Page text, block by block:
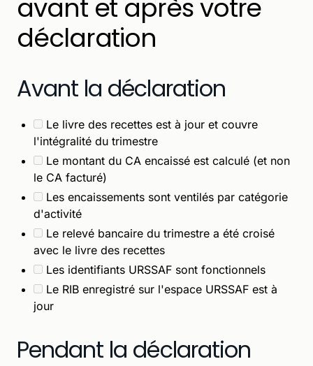
avant et après votre
déclaration
Avant la déclaration
Le livre des recettes est à jour et couvre
l'intégralité du trimestre
Le montant du CA encaissé est calculé (et non
le CA facturé)
Les encaissements sont ventilés par catégorie
d'activité
Le relevé bancaire du trimestre a été croisé
avec le livre des recettes
Les identifiants URSSAF sont fonctionnels
Le RIB enregistré sur l'espace URSSAF est à
jour
Pendant la déclaration